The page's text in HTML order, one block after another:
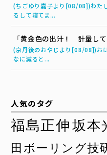
(ちごゆり嘉子より[08/08])わた
るして寝てま...
「黄金色の出汁！ 計量し
(京丹後のおやじより[08/08])お
なに減ると...
人気のタグ
福島正伸 坂本
田ボーリング技